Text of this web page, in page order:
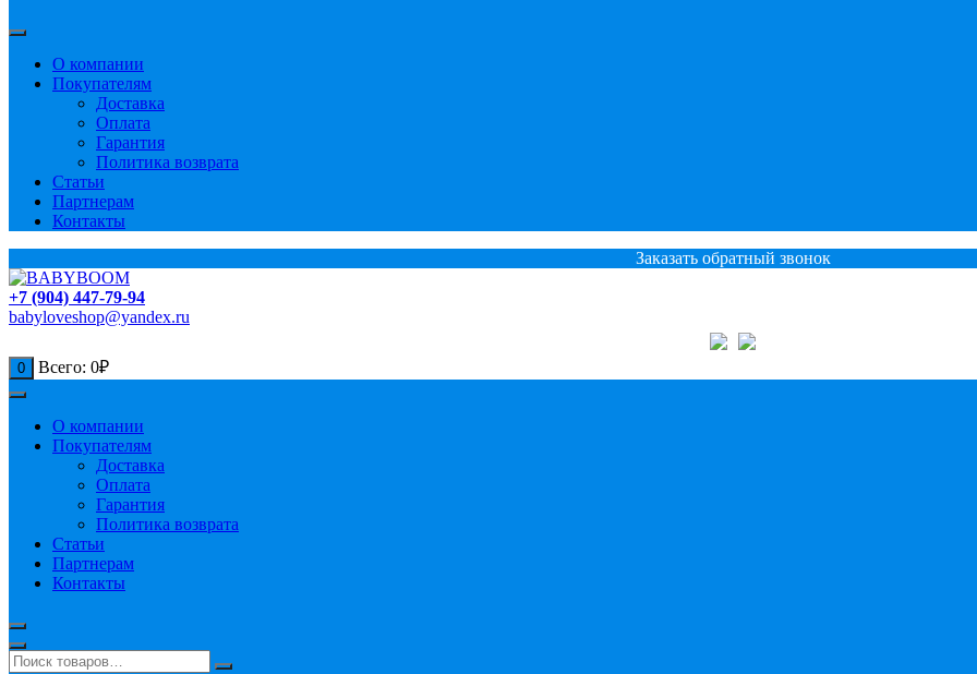
О компании
Покупателям
Доставка
Оплата
Гарантия
Политика возврата
Статьи
Партнерам
Контакты
Заказать обратный звонок
+7 (904) 447-79-94
babyloveshop@yandex.ru
0 Всего: 0₽
О компании
Покупателям
Доставка
Оплата
Гарантия
Политика возврата
Статьи
Партнерам
Контакты